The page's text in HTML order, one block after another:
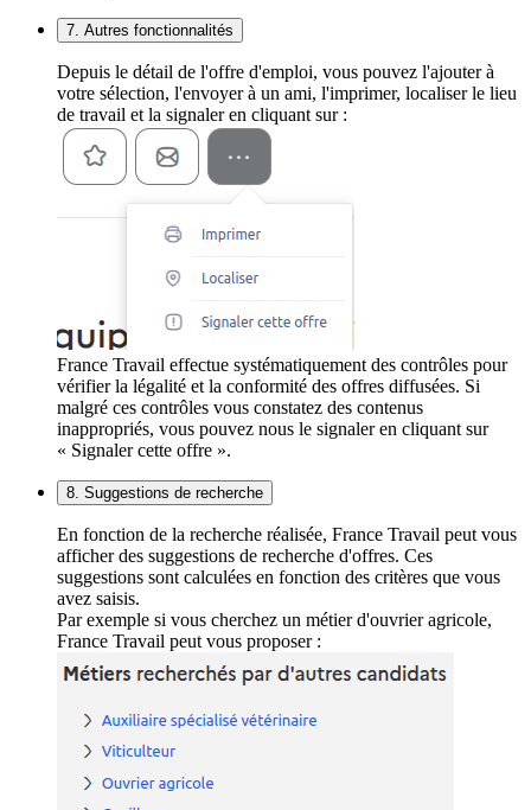
7. Autres fonctionnalités
Depuis le détail de l'offre d'emploi, vous pouvez l'ajouter à
votre sélection, l'envoyer à un ami, l'imprimer, localiser le lieu
de travail et la signaler en cliquant sur :
France Travail effectue systématiquement des contrôles pour
vérifier la légalité et la conformité des offres diffusées. Si
malgré ces contrôles vous constatez des contenus
inappropriés, vous pouvez nous le signaler en cliquant sur
« Signaler cette offre ».
8. Suggestions de recherche
En fonction de la recherche réalisée, France Travail peut vous
afficher des suggestions de recherche d'offres. Ces
suggestions sont calculées en fonction des critères que vous
avez saisis.
Par exemple si vous cherchez un métier d'ouvrier agricole,
France Travail peut vous proposer :